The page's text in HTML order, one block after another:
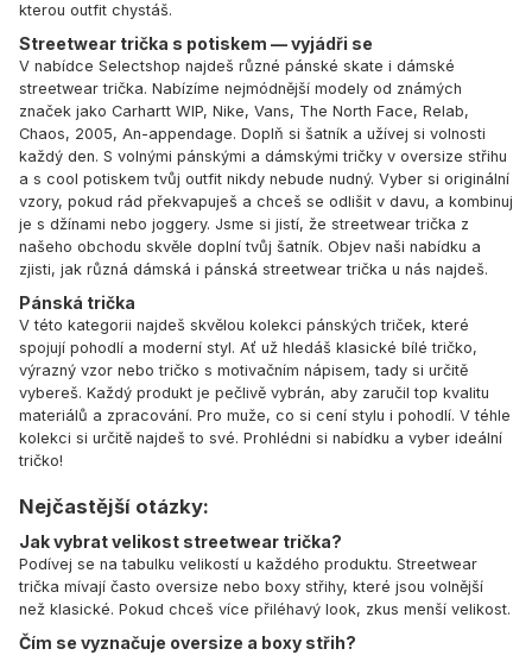
kterou outfit chystáš.
Streetwear trička s potiskem — vyjádři se
V nabídce Selectshop najdeš různé pánské skate i dámské
streetwear trička. Nabízíme nejmódnější modely od známých
značek jako Carhartt WIP, Nike, Vans, The North Face, Relab,
Chaos, 2005, An-appendage. Doplň si šatník a užívej si volnosti
každý den. S volnými pánskými a dámskými tričky v oversize střihu
a s cool potiskem tvůj outfit nikdy nebude nudný. Vyber si originální
vzory, pokud rád překvapuješ a chceš se odlišit v davu, a kombinuj
je s džínami nebo joggery. Jsme si jistí, že streetwear trička z
našeho obchodu skvěle doplní tvůj šatník. Objev naši nabídku a
zjisti, jak různá dámská i pánská streetwear trička u nás najdeš.
Pánská trička
V této kategorii najdeš skvělou kolekci pánských triček, které
spojují pohodlí a moderní styl. Ať už hledáš klasické bílé tričko,
výrazný vzor nebo tričko s motivačním nápisem, tady si určitě
vybereš. Každý produkt je pečlivě vybrán, aby zaručil top kvalitu
materiálů a zpracování. Pro muže, co si cení stylu i pohodlí. V téhle
kolekci si určitě najdeš to své. Prohlédni si nabídku a vyber ideální
tričko!
Nejčastější otázky:
Jak vybrat velikost streetwear trička?
Podívej se na tabulku velikostí u každého produktu. Streetwear
trička mívají často oversize nebo boxy střihy, které jsou volnější
než klasické. Pokud chceš více přiléhavý look, zkus menší velikost.
Čím se vyznačuje oversize a boxy střih?